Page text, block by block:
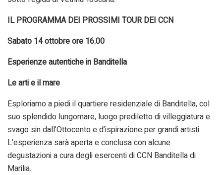
IL PROGRAMMA DEI PROSSIMI TOUR DEI CCN
Sabato 14 ottobre ore 16.00
Esperienze autentiche in Banditella
Le arti e il mare
Esploriamo a piedi il quartiere residenziale di Banditella, col
suo splendido lungomare, luogo prediletto di villeggiatura e
svago sin dall’Ottocento e d’ispirazione per grandi artisti.
L’esperienza sarà aperta e conclusa con alcune
degustazioni a cura degli esercenti di CCN Banditella di
Marilia.